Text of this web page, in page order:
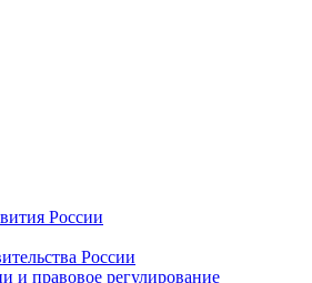
России
России
и правовое регулирование